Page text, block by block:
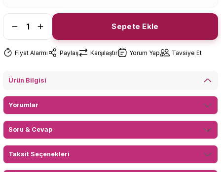
Sepete Ekle
Fiyat Alarmı Paylaş Karşılaştır Yorum Yap Tavsiye Et
Ürün Bilgisi
Yorumlar
Soru & Cevap
Taksit Seçenekleri